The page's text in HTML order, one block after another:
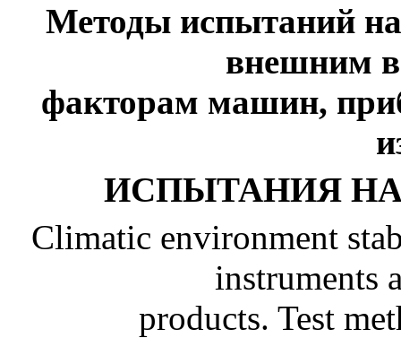
Методы испытаний
внешним
факторам машин,
ИСПЫТАНИЯ
Climatic environment
instruments
products. Test